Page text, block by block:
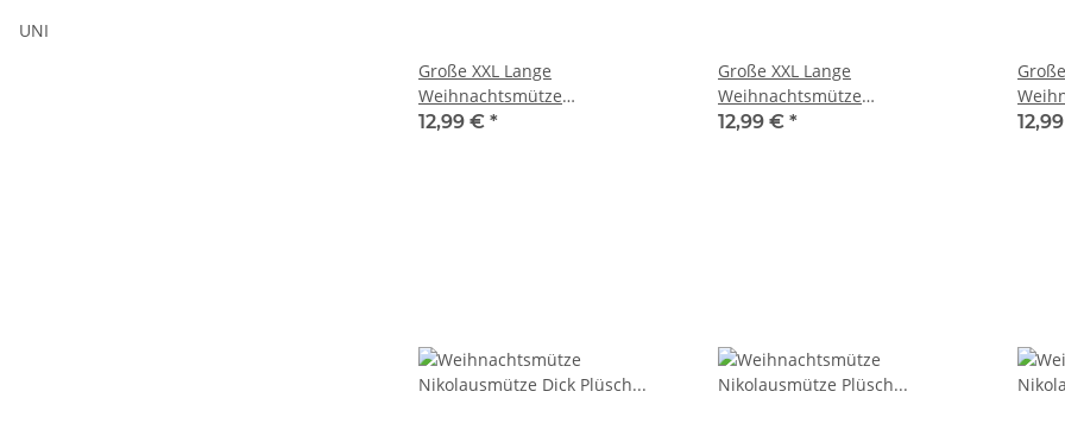
Große XXL Lange
Weihnachtsmütze
Nikolausmütze Glitzer Blau
12,99 € *
Große XXL Lange
Weihnachtsmütze
Nikolausmütze Glitzer Bordeaux
12,99 € *
UNI